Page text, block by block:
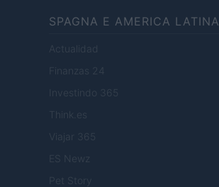
SPAGNA E AMERICA LATINA
Actualidad
Finanzas 24
Investindo 365
Think.es
Viajar 365
ES Newz
Pet Story